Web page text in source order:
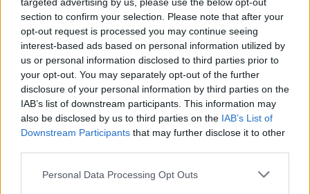
section to confirm your selection. Please note that after your
opt-out request is processed you may continue seeing
interest-based ads based on personal information utilized by
us or personal information disclosed to third parties prior to
your opt-out. You may separately opt-out of the further
disclosure of your personal information by third parties on the
IAB’s list of downstream participants. This information may
also be disclosed by us to third parties on the IAB’s List of
Downstream Participants that may further disclose it to other
Personal Data Processing Opt Outs
Ver todas sus letras por orden alfabético
+ WWE Anthology
Biografía Ranking Fotos Foro
Añadir Letra
Ranking de WWE Anthology